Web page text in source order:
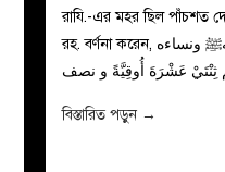
মজলিস
রাযি.-এর মহর ছিল পাঁচশত
রহ. বর্ণনা করেন, كان صداق بنات رسول اللهﷺ ونساءه
عَشْرَةَ أُوقِيَّةً و نصف
বিস্তারিত পড়ুন →